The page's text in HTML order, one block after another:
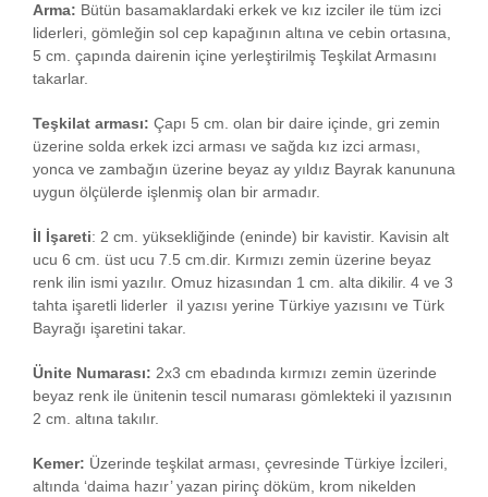
Arma: Bütün basamaklardaki erkek ve kız izciler ile tüm izci
liderleri, gömleğin sol cep kapağının altına ve cebin ortasına,
5 cm. çapında dairenin içine yerleştirilmiş Teşkilat Armasını
takarlar.
Teşkilat arması: Çapı 5 cm. olan bir daire içinde, gri zemin
üzerine solda erkek izci arması ve sağda kız izci arması,
yonca ve zambağın üzerine beyaz ay yıldız Bayrak kanununa
uygun ölçülerde işlenmiş olan bir armadır.
İl İşareti: 2 cm. yüksekliğinde (eninde) bir kavistir. Kavisin alt
ucu 6 cm. üst ucu 7.5 cm.dir. Kırmızı zemin üzerine beyaz
renk ilin ismi yazılır. Omuz hizasından 1 cm. alta dikilir. 4 ve 3
tahta işaretli liderler il yazısı yerine Türkiye yazısını ve Türk
Bayrağı işaretini takar.
Ünite Numarası: 2x3 cm ebadında kırmızı zemin üzerinde
beyaz renk ile ünitenin tescil numarası gömlekteki il yazısının
2 cm. altına takılır.
Kemer: Üzerinde teşkilat arması, çevresinde Türkiye İzcileri,
altında ‘daima hazır’ yazan pirinç döküm, krom nikelden